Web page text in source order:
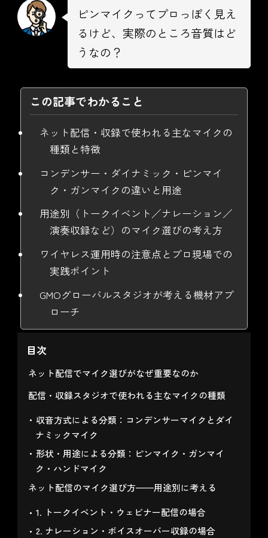
ピンマイクってプロっぽく見え
るけど、実際のところ音質はど
うなの？
この記事でわかること
ネット配信・収録で使われる主なマイクの
種類と特徴
コンデンサー・ダイナミック・ピンマイ
ク・ガンマイクの違いと用途
用途別（トークイベント／ナレーション／
演奏収録など）のマイク選びの考え方
ワイヤレス運用時の注意点とプロ現場での
実践ポイント
GMOグローバルスタジオが考える機材アプ
ローチ
目次
ネット配信でマイク選びがなぜ重要なのか
配信・収録スタジオで使われる主なマイクの種類
収音方式による分類：コンデンサーマイクとダイ
ナミックマイク
形状・用途による分類：ピンマイク・ガンマイ
ク・ハンドマイク
ネット配信のマイク選び方——用途別に考える
1. トークイベント・ウェビナー配信の場合
2. ナレーション・ボイスオーバー収録の場合